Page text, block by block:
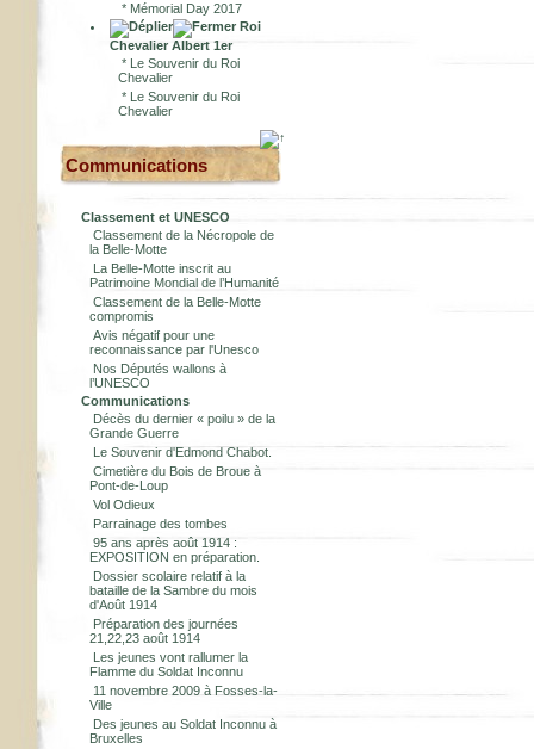
* Mémorial Day 2017
Roi
Chevalier Albert 1er
* Le Souvenir du Roi
Chevalier
* Le Souvenir du Roi
Chevalier
Communications
Classement et UNESCO
Classement de la Nécropole de
la Belle-Motte
La Belle-Motte inscrit au
Patrimoine Mondial de l’Humanité
Classement de la Belle-Motte
compromis
Avis négatif pour une
reconnaissance par l'Unesco
Nos Députés wallons à
l’UNESCO
Communications
Décès du dernier « poilu » de la
Grande Guerre
Le Souvenir d'Edmond Chabot.
Cimetière du Bois de Broue à
Pont-de-Loup
Vol Odieux
Parrainage des tombes
95 ans après août 1914 :
EXPOSITION en préparation.
Dossier scolaire relatif à la
bataille de la Sambre du mois
d'Août 1914
Préparation des journées
21,22,23 août 1914
Les jeunes vont rallumer la
Flamme du Soldat Inconnu
11 novembre 2009 à Fosses-la-
Ville
Des jeunes au Soldat Inconnu à
Bruxelles